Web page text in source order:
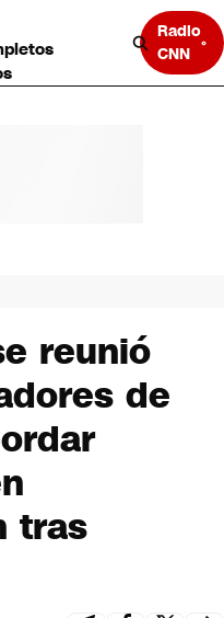
Radio
CNN
reunió
de
tras